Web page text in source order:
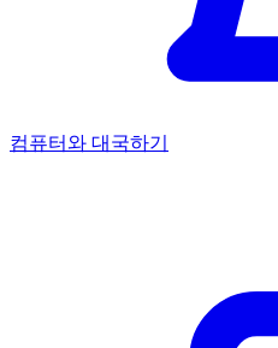
컴퓨터와 대국하기